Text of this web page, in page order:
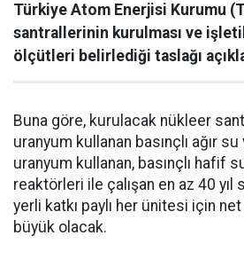
Türkiye Atom Enerjisi Kurumu
santrallerinin kurulması ve
ölçütleri belirlediği taslağı
Buna göre, kurulacak nükleer
uranyum kullanan basınçlı ağır
uranyum kullanan, basınçlı hafif
reaktörleri ile çalışan en az 40 yıl
yerli katkı paylı her ünitesi için
büyük olacak.